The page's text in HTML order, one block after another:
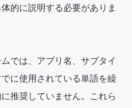
的に説明する必要がありま
では、アプリ名、サブタイ
に使用されている単語を繰
推奨していません。これら